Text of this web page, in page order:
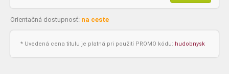
Orientačná dostupnosť: na ceste
* Uvedená cena titulu je platná pri použití PROMO kódu: hudobnysk